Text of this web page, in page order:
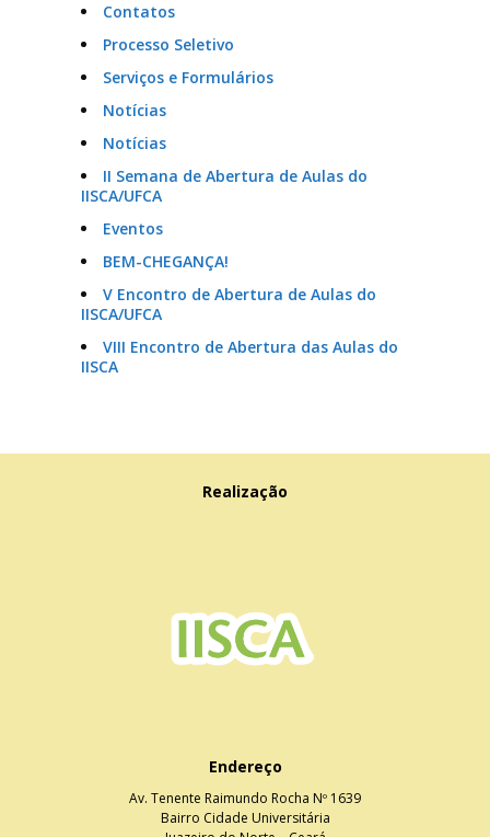
Contatos
Processo Seletivo
Serviços e Formulários
Notícias
Notícias
II Semana de Abertura de Aulas do
IISCA/UFCA
Eventos
BEM-CHEGANÇA!
V Encontro de Abertura de Aulas do
IISCA/UFCA
VIII Encontro de Abertura das Aulas do
IISCA
Realização
Endereço
Av. Tenente Raimundo Rocha Nº 1639
Bairro Cidade Universitária